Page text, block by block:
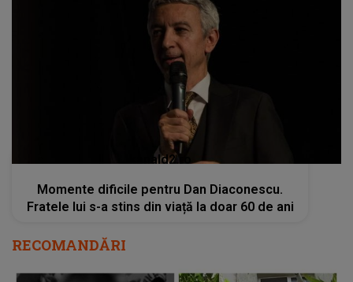
kanald2.ro
Momente dificile pentru Dan Diaconescu.
Fratele lui s-a stins din viață la doar 60 de ani
RECOMANDĂRI